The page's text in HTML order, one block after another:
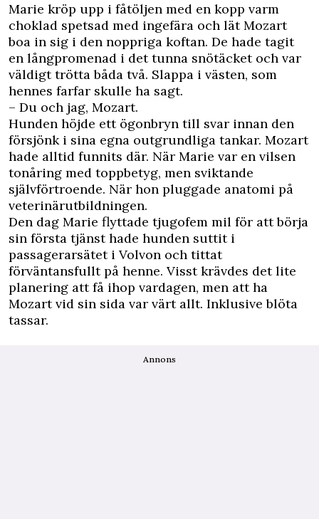
Marie kröp upp i fåtöljen med en kopp varm
choklad spetsad med ingefära och lät Mozart
boa in sig i den noppriga koftan. De hade tagit
en långpromenad i det tunna snötäcket och var
väldigt trötta båda två. Slappa i västen, som
hennes farfar skulle ha sagt.
– Du och jag, Mozart.
Hunden höjde ett ögonbryn till svar innan den
försjönk i sina egna outgrundliga tankar. Mozart
hade alltid funnits där. När Marie var en vilsen
tonåring med toppbetyg, men sviktande
självförtroende. När hon pluggade anatomi på
veterinärutbildningen.
Den dag Marie flyttade tjugofem mil för att börja
sin första tjänst hade hunden suttit i
passagerarsätet i Volvon och tittat
förväntansfullt på henne. Visst krävdes det lite
planering att få ihop vardagen, men att ha
Mozart vid sin sida var värt allt. Inklusive blöta
tassar.
Annons